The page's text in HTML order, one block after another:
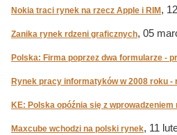
Nokia traci rynek na rzecz Apple i RIM ,
Zanika rynek rdzeni graficznych, 05
Polska: Firma poprzez dwa formularze -
Rynek pracy informatyków w 2008 roku -
KE: Polska opóźnia się z
Maxcube wchodzi na polski rynek, 11